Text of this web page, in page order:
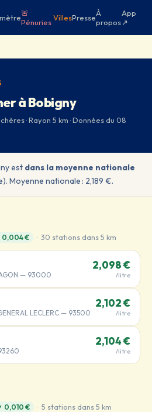
🚨
Pénuries VillesPresseÀ
propos
App
↗
à Bobigny
· Rayon 5 km · Données du 08
est dans la moyenne nationale
Moyenne nationale : 2,189 €.
0,004 € · 30 stations dans 5 km
— 93000
2,098 €
/litre
LECLERC — 93500
2,102 €
/litre
2,104 €
/litre
0,010 € · 5 stations dans 5 km